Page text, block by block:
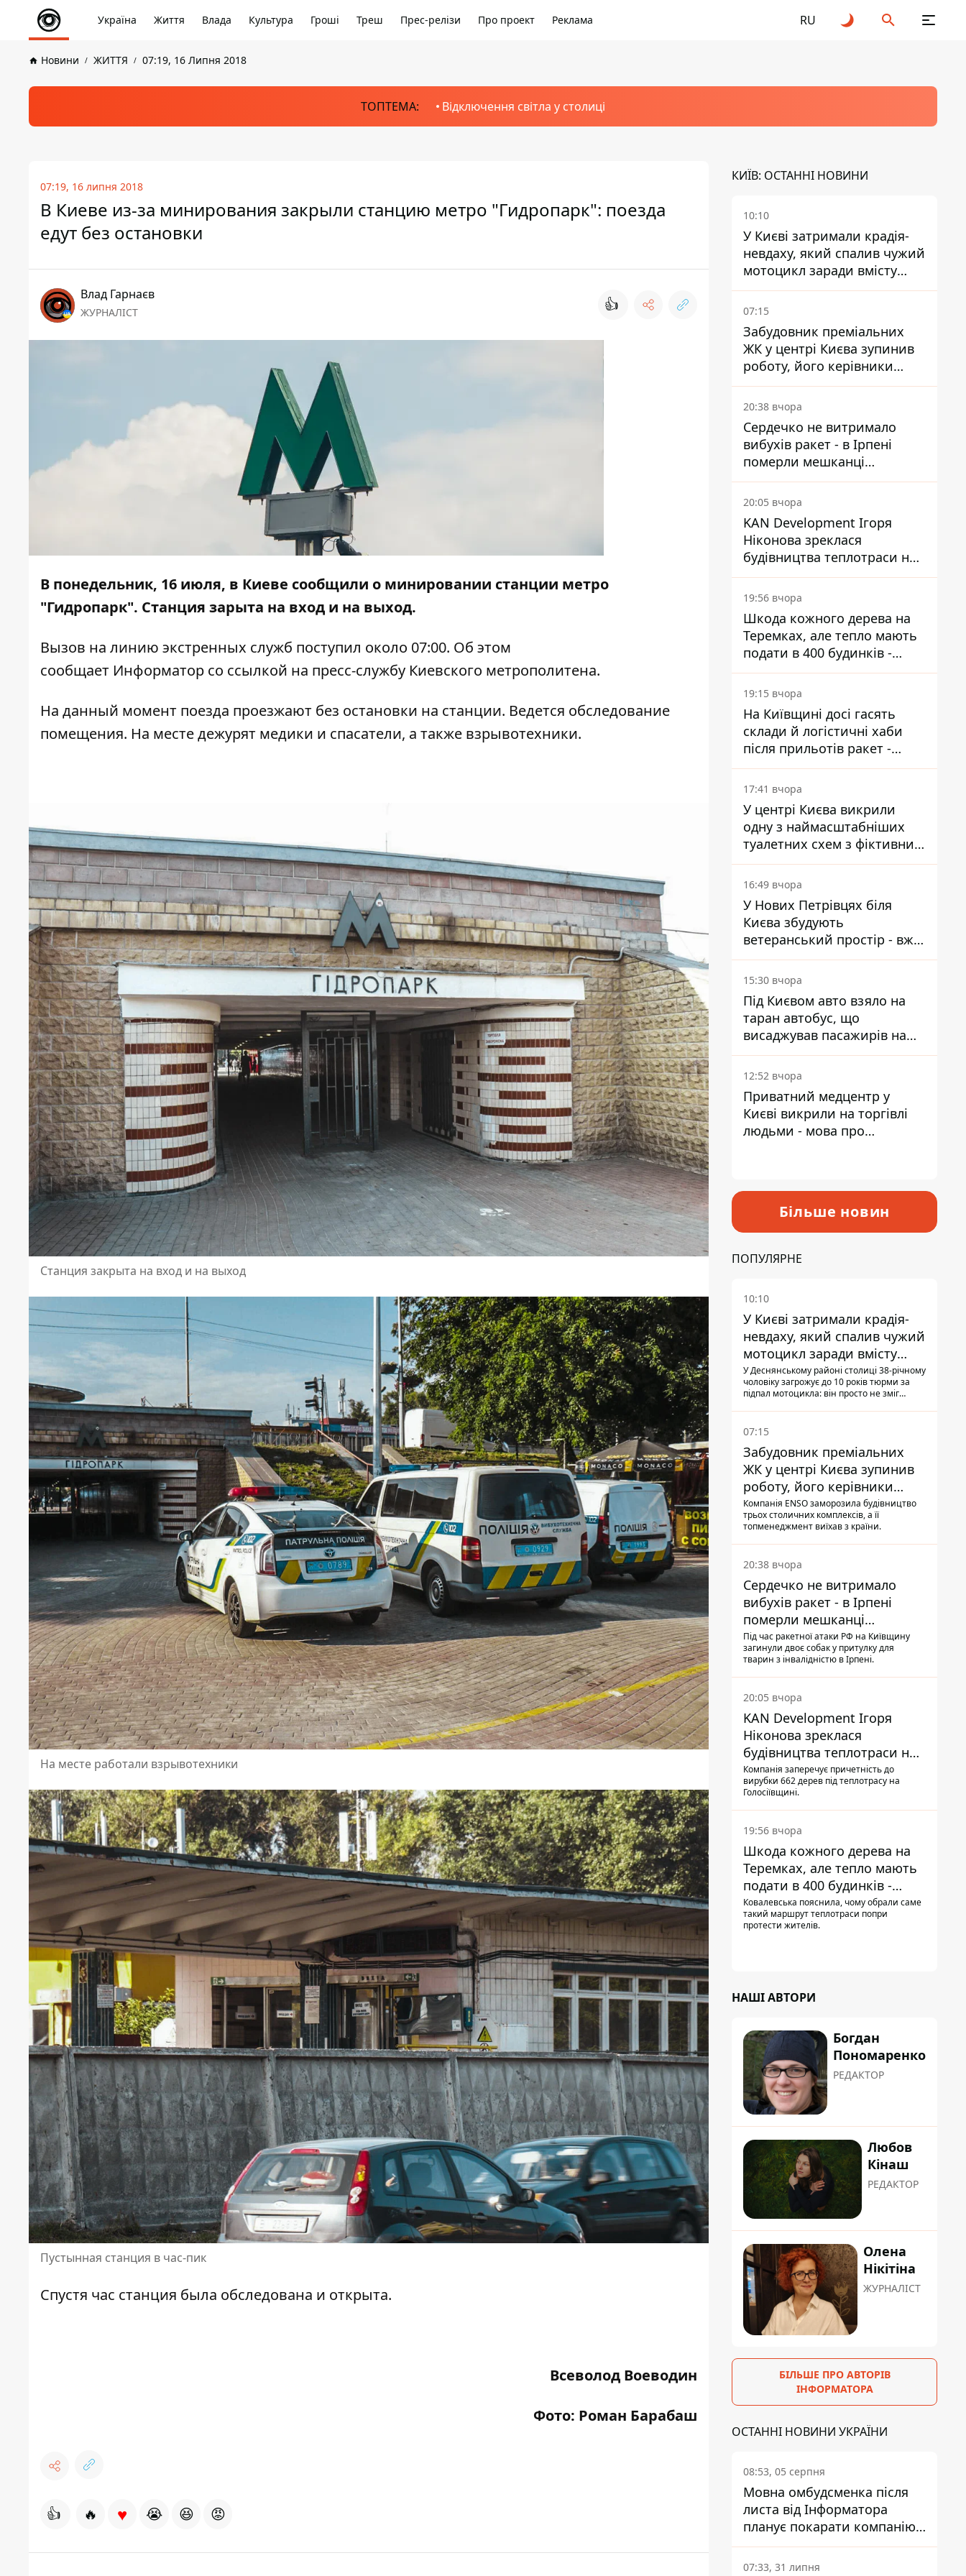
Україна Життя Влада Культура Гроші Треш Прес-релізи Про проект Реклама RU
Новини ЖИТТЯ 07:19, 16 Липня 2018
ТОПТЕМА: Відключення світла у столиці
07:19, 16 липня 2018
В Киеве из-за минирования закрыли станцию метро "Гидропарк": поезда
едут без остановки
Влад Гарнаєв
ЖУРНАЛІСТ 👍
В понедельник, 16 июля, в Киеве сообщили о минировании станции метро
"Гидропарк". Станция зарыта на вход и на выход.
Вызов на линию экстренных служб поступил около 07:00. Об этом
сообщает Информатор со ссылкой на пресс-службу Киевского метрополитена.
На данный момент поезда проезжают без остановки на станции. Ведется обследование
помещения. На месте дежурят медики и спасатели, а также взрывотехники.
Станция закрыта на вход и на выход
На месте работали взрывотехники
Пустынная станция в час-пик
Спустя час станция была обследована и открыта.
Всеволод Воеводин
Фото: Роман Барабаш
👍 🔥 ♥ 😭 😆 😡
КИЇВ: ОСТАННІ НОВИНИ
10:10
У Києві затримали крадія-
невдаху, який спалив чужий
мотоцикл заради вмісту
багажника
07:15
Забудовник преміальних
ЖК у центрі Києва зупинив
роботу, його керівники
втекли з України - Bihus.info
20:38 вчора
Сердечко не витримало
вибухів ракет - в Ірпені
померли мешканці
притулку для собак з
інвалідністю
20:05 вчора
KAN Development Ігоря
Ніконова зреклася
будівництва теплотраси на
Теремках
19:56 вчора
Шкода кожного дерева на
Теремках, але тепло мають
подати в 400 будинків -
депутатка Київради
19:15 вчора
На Київщині досі гасять
склади й логістичні хаби
після прильотів ракет -
ДСНС
17:41 вчора
У центрі Києва викрили
одну з наймасштабніших
туалетних схем з фіктивним
будинком
16:49 вчора
У Нових Петрівцях біля
Києва збудують
ветеранський простір - вже
знайшли проєктанта
15:30 вчора
Під Києвом авто взяло на
таран автобус, що
висаджував пасажирів на
зупинці - пасажирка в
лікарні
12:52 вчора
Приватний медцентр у
Києві викрили на торгівлі
людьми - мова про
Більше новин
ПОПУЛЯРНЕ
10:10
У Києві затримали крадія-
невдаху, який спалив чужий
мотоцикл заради вмісту
багажника
У Деснянському районі столиці 38-річному
чоловіку загрожує до 10 років тюрми за
підпал мотоцикла: він просто не зміг
07:15
Забудовник преміальних
ЖК у центрі Києва зупинив
роботу, його керівники
втекли з України - Bihus.info
Компанія ENSO заморозила будівництво
трьох столичних комплексів, а її
топменеджмент виїхав з країни.
20:38 вчора
Сердечко не витримало
вибухів ракет - в Ірпені
померли мешканці
притулку для собак з
інвалідністю
Під час ракетної атаки РФ на Київщину
загинули двоє собак у притулку для
тварин з інвалідністю в Ірпені.
20:05 вчора
KAN Development Ігоря
Ніконова зреклася
будівництва теплотраси на
Теремках
Компанія заперечує причетність до
вирубки 662 дерев під теплотрасу на
Голосіївщині.
19:56 вчора
Шкода кожного дерева на
Теремках, але тепло мають
подати в 400 будинків -
депутатка Київради
Ковалевська пояснила, чому обрали саме
такий маршрут теплотраси попри
протести жителів.
НАШІ АВТОРИ
Богдан
Пономаренко
РЕДАКТОР
Любов
Кінаш
РЕДАКТОР
Олена
Нікітіна
ЖУРНАЛІСТ
БІЛЬШЕ ПРО АВТОРІВ
ІНФОРМАТОРА
ОСТАННІ НОВИНИ УКРАЇНИ
08:53, 05 серпня
Мовна омбудсменка після
листа від Інформатора
планує покарати компанію-
підрядника ПриватБанку
07:33, 31 липня